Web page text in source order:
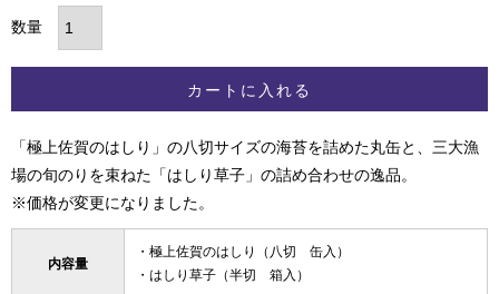
カートに入れる
「極上佐賀のはしり」の八切サイズの海苔を詰めた丸缶と、三大漁
場の旬のりを束ねた「はしり草子」の詰め合わせの逸品。
※価格が変更になりました。
内容量
・ 極上佐賀のはしり（八切 缶入）
・ はしり草子（半切 箱入）